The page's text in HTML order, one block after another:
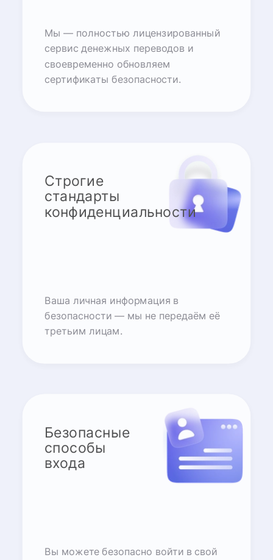
Мы — полностью лицензированный
сервис денежных переводов и
своевременно обновляем
сертификаты безопасности.
Строгие
стандарты
конфиденциальности
Ваша личная информация в
безопасности — мы не передаём её
третьим лицам.
Безопасные
способы
входа
Вы можете безопасно войти в свой